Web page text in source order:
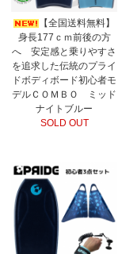
【全国送料無料】
身長177ｃｍ前後の方
へ 安定感と乗りやすさ
を追求した伝統のプライ
ドボディボード初心者モ
デルＣＯＭＢＯ ミッド
ナイトブルー
SOLD OUT